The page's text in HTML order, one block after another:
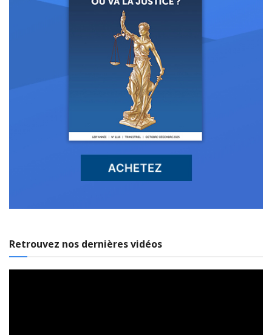
Retrouvez nos dernières vidéos